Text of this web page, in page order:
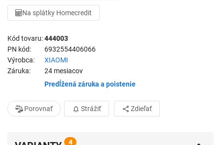
Na splátky Homecredit
Kód tovaru 444003
PN kód
6932554406066
Výrobca
XIAOMI
Záruka
24 mesiacov
Predĺžená záruka a poistenie
Porovnať Strážiť Zdieľať
4